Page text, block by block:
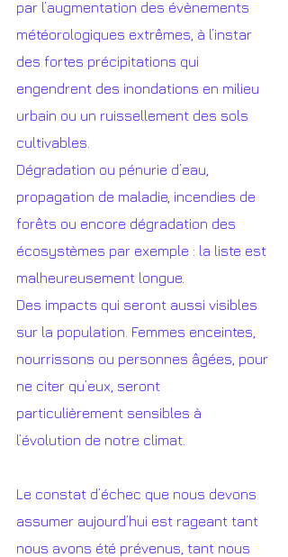
par l’augmentation des évènements
météorologiques extrêmes, à l’instar
des fortes précipitations qui
engendrent des inondations en milieu
urbain ou un ruissellement des sols
cultivables.
Dégradation ou pénurie d’eau,
propagation de maladie, incendies de
forêts ou encore dégradation des
écosystèmes par exemple : la liste est
malheureusement longue.
Des impacts qui seront aussi visibles
sur la population. Femmes enceintes,
nourrissons ou personnes âgées, pour
ne citer qu’eux, seront
particulièrement sensibles à
l’évolution de notre climat.
Le constat d’échec que nous devons
assumer aujourd’hui est rageant tant
nous avons été prévenus, tant nous